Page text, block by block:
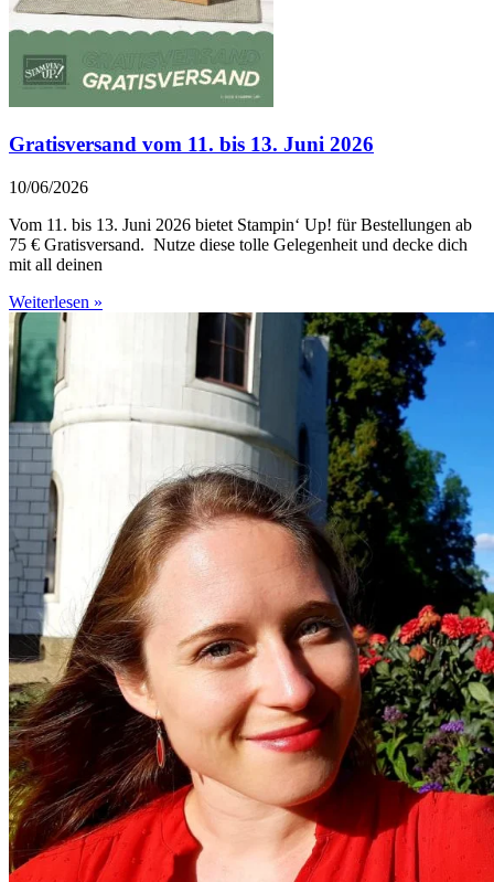
Gratisversand vom 11. bis 13. Juni 2026
10/06/2026
Vom 11. bis 13. Juni 2026 bietet Stampin‘ Up! für Bestellungen ab
75 € Gratisversand. Nutze diese tolle Gelegenheit und decke dich
mit all deinen
Weiterlesen »